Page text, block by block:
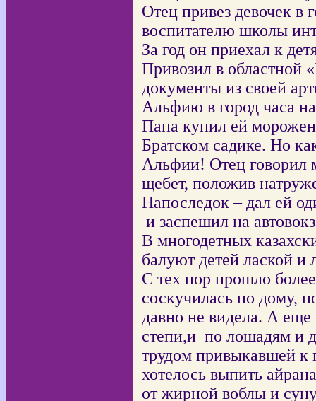
Отец привез девочек в
воспитателю школы
За год он приехал к
Привозил в областной
документы из своей
Альфию в город часа
Папа купил ей
Братском садике. Но
Альфии! Отец говорил
щебет, положив
Напоследок – дал ей
и заспешил на
В многодетных
балуют детей лаской
С тех пор прошло
соскучилась по дому,
давно не видела. А еще
степи,и по лошадям и
трудом привыкавшей к
хотелось выпить
от жирной воблы и